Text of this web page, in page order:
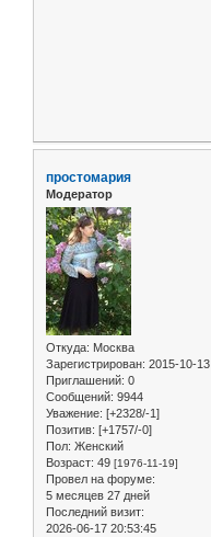
простомария
Модератор
Откуда: Москва
Зарегистрирован: 2015-10-13
Приглашений: 0
Сообщений: 9944
Уважение: [+2328/-1]
Позитив: [+1757/-0]
Пол: Женский
Возраст: 49 [1976-11-19]
Провел на форуме:
5 месяцев 27 дней
Последний визит:
2026-06-17 20:53:45